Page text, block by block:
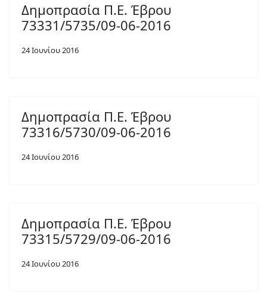
Δημοπρασία Π.Ε. Έβρου
73331/5735/09-06-2016
24 Ιουνίου 2016
Δημοπρασία Π.Ε. Έβρου
73316/5730/09-06-2016
24 Ιουνίου 2016
Δημοπρασία Π.Ε. Έβρου
73315/5729/09-06-2016
24 Ιουνίου 2016